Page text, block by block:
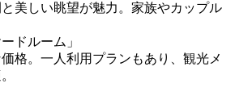
美しい眺望が魅力。家族やカップル
ドルーム」
格。一人利用プランもあり、観光メ